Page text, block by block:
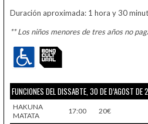
Duración aproximada: 1 hora y 30
** Los niños menores de tres años no
FUNCIONES DEL DISSABTE, 30 DE D’AGOST
HAKUNA
MATATA
17:00 20€